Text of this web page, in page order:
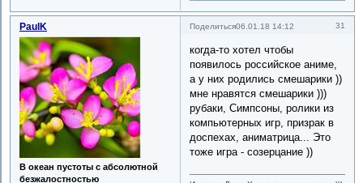
Поделиться 31
06.01.18 14:12
PaulK
В океан пустоты с абсолютной
безжалостностью
когда-то хотел чтобы
появилось российское аниме,
а у них родились смешарики ))
мне нравятся смешарики )))
рубаки, Симпсоны, ролики из
компьютерных игр, призрак в
доспехах, аниматрица... Это
тоже игра - созерцание ))